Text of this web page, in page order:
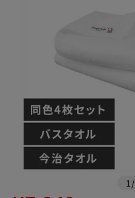
1 /
※ご確認ください